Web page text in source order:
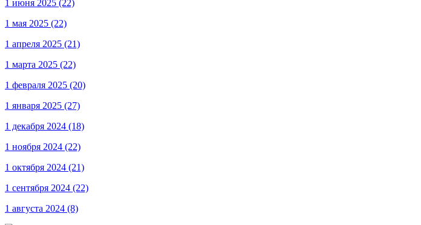
1 июня 2025 (22)
1 мая 2025 (22)
1 апреля 2025 (21)
1 марта 2025 (22)
1 февраля 2025 (20)
1 января 2025 (27)
1 декабря 2024 (18)
1 ноября 2024 (22)
1 октября 2024 (21)
1 сентября 2024 (22)
1 августа 2024 (8)